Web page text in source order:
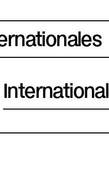
International